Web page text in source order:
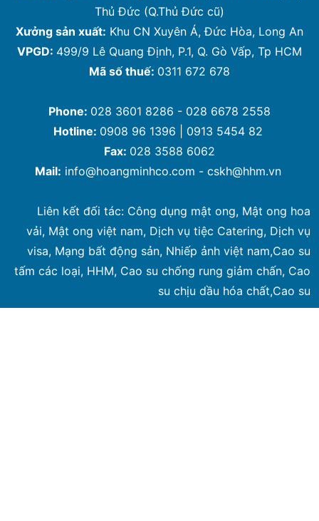
Thủ Đức (Q.Thủ Đức cũ)
Xưởng sản xuất: Khu CN Xuyên Á, Đức Hòa, Long An
VPGD: 499/9 Lê Quang Định, P.1, Q. Gò Vấp, Tp HCM
Mã số thuế: 0311 672 678
Phone: 028 3601 8286 - 028 6678 2558
Hotline: 0908 96 1396 | 0913 5454 82
Fax: 028 3588 6062
Mail: info@hoangminhco.com - cskh@hhm.vn
Liên kết đối tác: Công dụng mật ong, Mật ong hoa
vải, Mật ong việt nam, Dịch vụ tiệc Catering, Dịch vụ
visa, Mạng bất động sản, Nhiếp ảnh việt nam,Cao su
tấm các loại, HHM, Cao su chống rung giảm chấn, Cao
su chịu dầu hóa chất,Cao su